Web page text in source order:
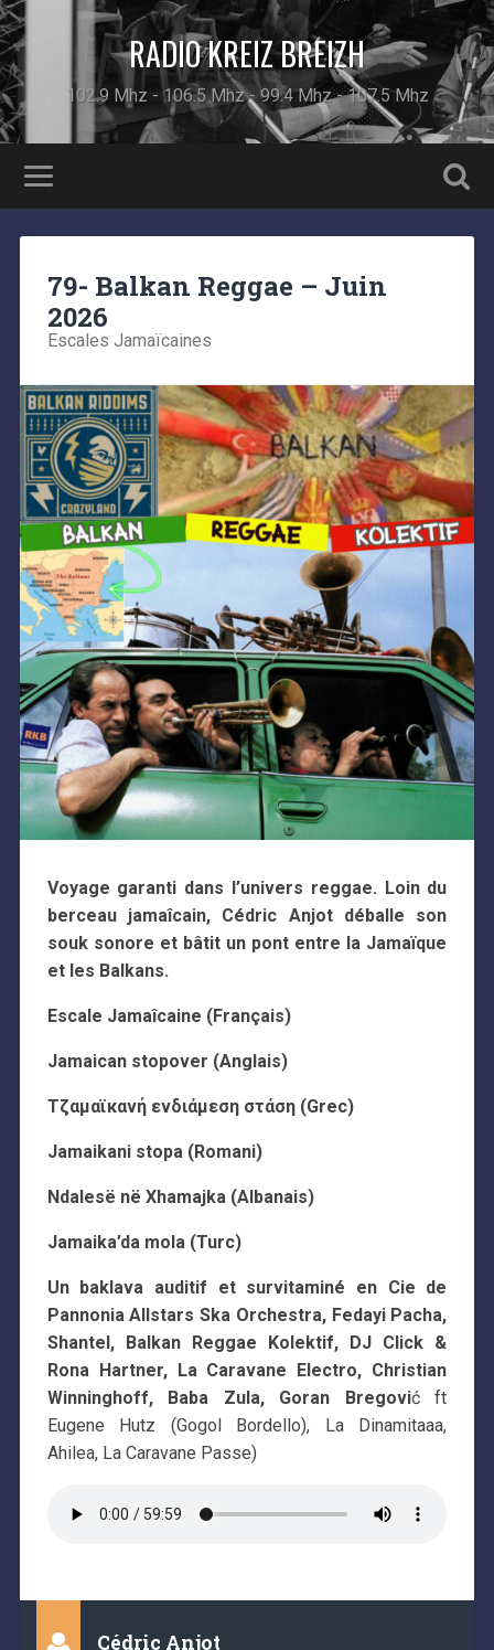
RADIO KREIZ BREIZH
102.9 Mhz - 106.5 Mhz - 99.4 Mhz - 107.5 Mhz
79- Balkan Reggae – Juin
2026
Escales Jamaïcaines
Voyage garanti dans l’univers reggae. Loin du
berceau jamaîcain, Cédric Anjot déballe son
souk sonore et bâtit un pont entre la Jamaïque
et les Balkans.
Escale Jamaîcaine (Français)
Jamaican stopover (Anglais)
Τζαμαϊκανή ενδιάμεση στάση (Grec)
Jamaikani stopa (Romani)
Ndalesë në Xhamajka (Albanais)
Jamaika’da mola (Turc)
Un baklava auditif et survitaminé en Cie de
Pannonia Allstars Ska Orchestra, Fedayi Pacha,
Shantel, Balkan Reggae Kolektif, DJ Click &
Rona Hartner, La Caravane Electro, Christian
Winninghoff, Baba Zula, Goran Bregović ft
Eugene Hutz (Gogol Bordello), La Dinamitaaa,
Ahilea, La Caravane Passe)
Cédric Anjot